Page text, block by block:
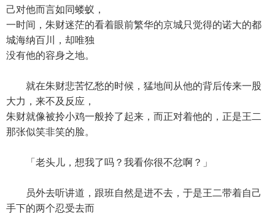
己对他而言如同蝼蚁，
一时间，朱财迷茫的看着眼前繁华的京城只觉得的诺大的都
城海纳百川，却唯独
没有他的容身之地。
就在朱财悲苦忆愁的时候，猛地间从他的背后传来一股
大力，来不及反应，
朱财就像被拎小鸡一般拎了起来，而正对着他的，正是王二
那张似笑非笑的脸。
「老头儿，想我了吗？我看你很不忿啊？」
员外去听讲道，跟班自然是进不去，于是王二带着自己
手下的两个忍受去而